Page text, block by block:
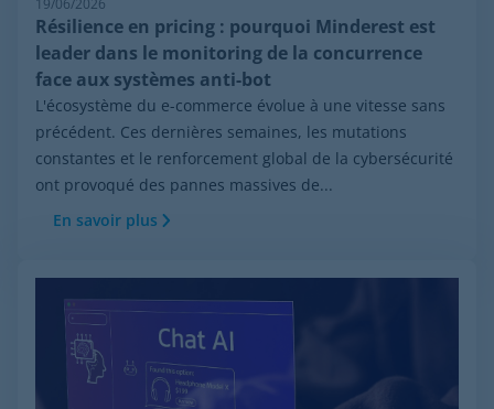
Résilience en pricing : pourquoi Minderest est
leader dans le monitoring de la concurrence
face aux systèmes anti-bot
L'écosystème du e-commerce évolue à une vitesse sans
précédent. Ces dernières semaines, les mutations
constantes et le renforcement global de la cybersécurité
ont provoqué des pannes massives de...
En savoir plus